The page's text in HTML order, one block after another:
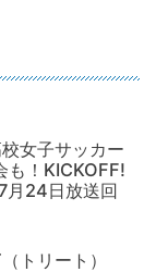
女子サッカー
も！KICKOFF!
月24日放送回
トリート）